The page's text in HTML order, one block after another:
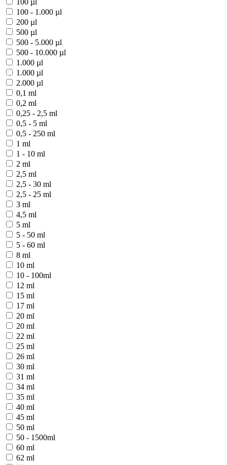
100 µl
100 - 1.000 µl
200 µl
500 µl
500 - 5.000 µl
500 - 10.000 µl
1.000 µl
1.000 µl
2.000 µl
0,1 ml
0,2 ml
0,25 - 2,5 ml
0,5 - 5 ml
0,5 - 250 ml
1 ml
1 - 10 ml
2 ml
2,5 ml
2,5 - 30 ml
2,5 - 25 ml
3 ml
4,5 ml
5 ml
5 - 50 ml
5 - 60 ml
8 ml
10 ml
10 - 100ml
12 ml
15 ml
17 ml
20 ml
20 ml
22 ml
25 ml
26 ml
30 ml
31 ml
34 ml
35 ml
40 ml
45 ml
50 ml
50 - 1500ml
60 ml
62 ml